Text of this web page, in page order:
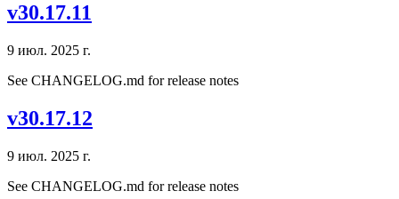
v30.17.11
9 июл. 2025 г.
See CHANGELOG.md for release notes
v30.17.12
9 июл. 2025 г.
See CHANGELOG.md for release notes